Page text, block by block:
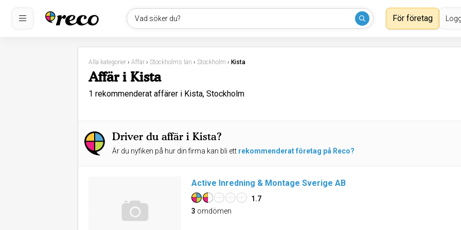
Vad söker du? För företag
Alla kategorier › Affär › Stockholms län › Stockholm › Kista
Affär i Kista
1 rekommenderat affärer i Kista, Stockholm
Driver du affär i Kista?
Är du nyfiken på hur din firma kan bli ett rekommenderat företag på Reco?
Active Inredning & Montage Sverige AB
1.7
3 omdömen